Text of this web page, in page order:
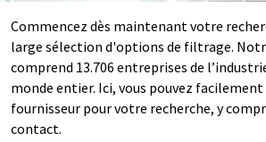
Commencez dès maintenant votre
large sélection d'options de filtrage.
comprend 13.706 entreprises de
monde entier. Ici, vous pouvez
fournisseur pour votre recherche, y
contact.